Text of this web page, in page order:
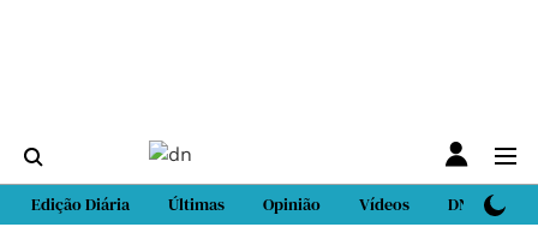
Edição Diária Últimas Opinião Vídeos DN Sport